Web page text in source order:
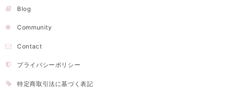
Blog
Community
Contact
プライバシーポリシー
特定商取引法に基づく表記